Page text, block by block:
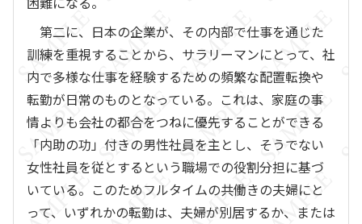
第二に、日本の企業が、その内部で仕事を通じた
訓練を重視することから、サラリーマンにとって、社
内で多様な仕事を経験するための頻繁な配置転換や
転勤が日常のものとなっている。これは、家庭の事
情よりも会社の都合をつねに優先することができる
「内助の功」付きの男性社員を主とし、そうでない
女性社員を従とするという職場での役割分担に基づ
いている。このためフルタイムの共働きの夫婦にと
って、いずれかの転勤は、夫婦が別居するか、または